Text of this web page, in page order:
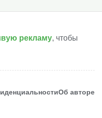
рекламу, чтобы
Об авторе